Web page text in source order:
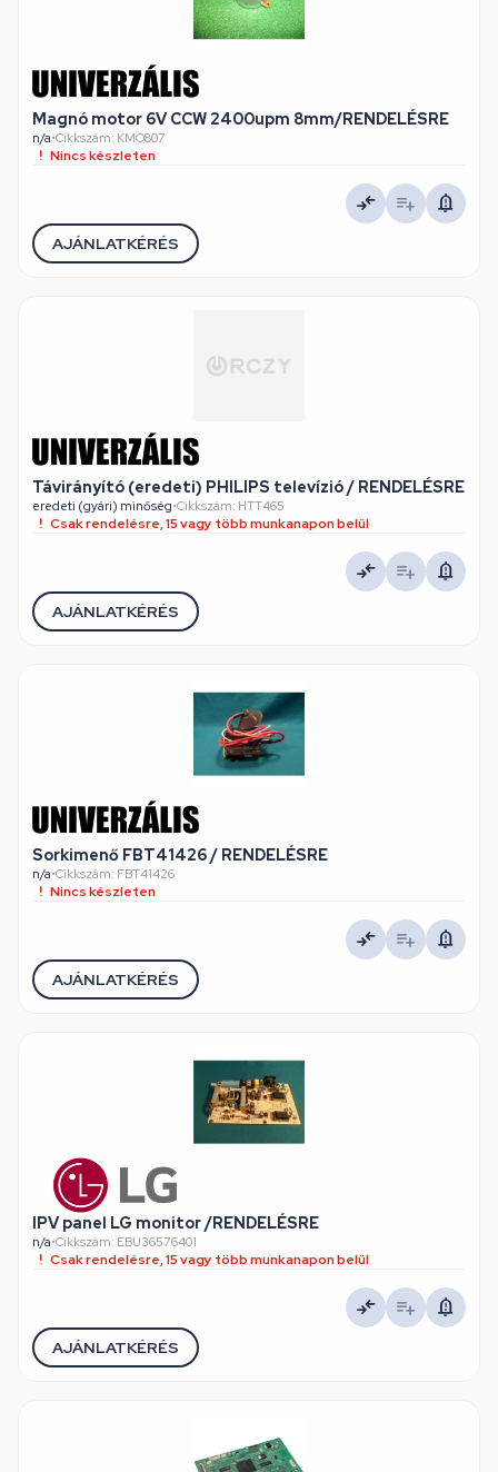
Magnó motor 6V CCW 2400upm 8mm/RENDELÉSRE
n/a•Cikkszám: KMO807
Nincs készleten
AJÁNLATKÉRÉS
Távirányító (eredeti) PHILIPS televízió / RENDELÉSRE
eredeti (gyári) minőség•Cikkszám: HTT465
Csak rendelésre, 15 vagy több munkanapon belül
AJÁNLATKÉRÉS
Sorkimenő FBT41426 / RENDELÉSRE
n/a•Cikkszám: FBT41426
Nincs készleten
AJÁNLATKÉRÉS
IPV panel LG monitor /RENDELÉSRE
n/a•Cikkszám: EBU36576401
Csak rendelésre, 15 vagy több munkanapon belül
AJÁNLATKÉRÉS